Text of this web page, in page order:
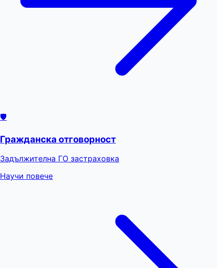
🛡️
Гражданска отговорност
Задължителна ГО застраховка
Научи повече